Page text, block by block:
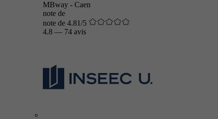
MBway - Caen
note de
note de 4.81/5
4.8 — 74 avis